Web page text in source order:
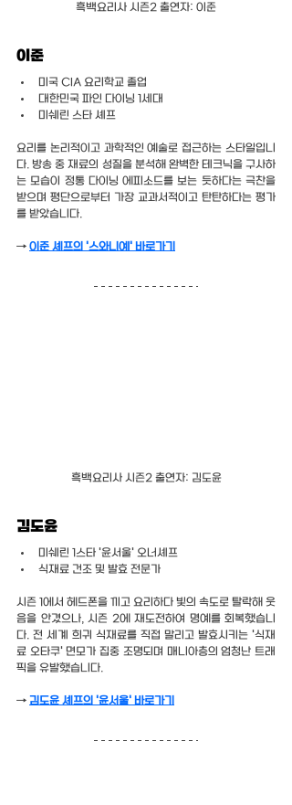
흑백요리사 시즌2 출연자: 이준
이준
미국 CIA 요리학교 졸업
대한민국 파인 다이닝 1세대
미쉐린 스타 셰프
요리를 논리적이고 과학적인 예술로 접근하는 스타일입니
다. 방송 중 재료의 성질을 분석해 완벽한 테크닉을 구사하
는 모습이 정통 다이닝 에피소드를 보는 듯하다는 극찬을
받으며 평단으로부터 가장 교과서적이고 탄탄하다는 평가
를 받았습니다.
→ 이준 셰프의 '스와니예' 바로가기
흑백요리사 시즌2 출연자: 김도윤
김도윤
미쉐린 1스타 '윤서울' 오너셰프
식재료 건조 및 발효 전문가
시즌 1에서 헤드폰을 끼고 요리하다 빛의 속도로 탈락해 웃
음을 안겼으나, 시즌 2에 재도전하여 명예를 회복했습니
다. 전 세계 희귀 식재료를 직접 말리고 발효시키는 '식재
료 오타쿠' 면모가 집중 조명되며 매니아층의 엄청난 트래
픽을 유발했습니다.
→ 김도윤 셰프의 '윤서울' 바로가기